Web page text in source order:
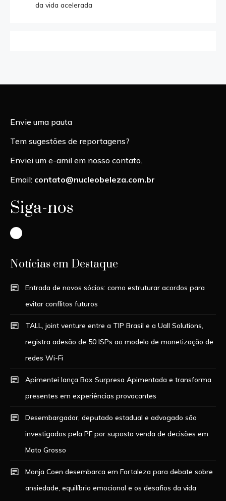
da vida acelerada
Envie uma pauta
Tem sugestões de reportagens?
Enviei um e-amil em nosso contato.
Email: contato@nucleobeleza.com.br
Siga-nos
Instagram
Notícias em Destaque
Entrada de novos sócios: como estruturar acordos para
evitar conflitos futuros
TALL, joint venture entre a TIP Brasil e a Uall Solutions,
registra adesão de 50 ISPs ao modelo de monetização de
redes Wi-Fi
Apimentei lança Box Surpresa Apimentada e transforma
presentes em experiências provocantes
Desembargador, deputado estadual e advogado são
investigados pela PF por suposta venda de decisões em
Mato Grosso
Monja Coen desembarca em Fortaleza para debate sobre
ansiedade, equilíbrio emocional e os desafios da vida